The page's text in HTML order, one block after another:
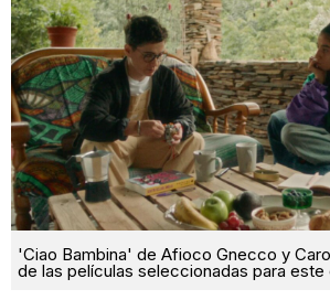
'Ciao Bambina' de Afioco Gnecco y
de las películas seleccionadas para este